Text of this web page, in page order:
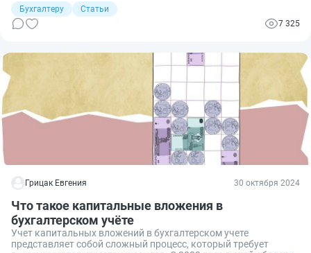
международными, каждый бухгалтер должен владеть
терминологией и понимать, какие затраты относятся к
капитализируемым.
Бухгалтеру
Статьи
7 325
Грицак Евгения 30 октября 2024
Что такое капитальные вложения в
бухгалтерском учёте
Учет капитальных вложений в бухгалтерском учете
представляет собой сложный процесс, который требует